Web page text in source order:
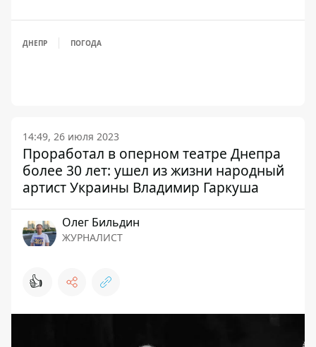
ДНЕПР ПОГОДА
14:49, 26 июля 2023
Проработал в оперном театре Днепра
более 30 лет: ушел из жизни народный
артист Украины Владимир Гаркуша
Олег Бильдин
ЖУРНАЛИСТ
👍